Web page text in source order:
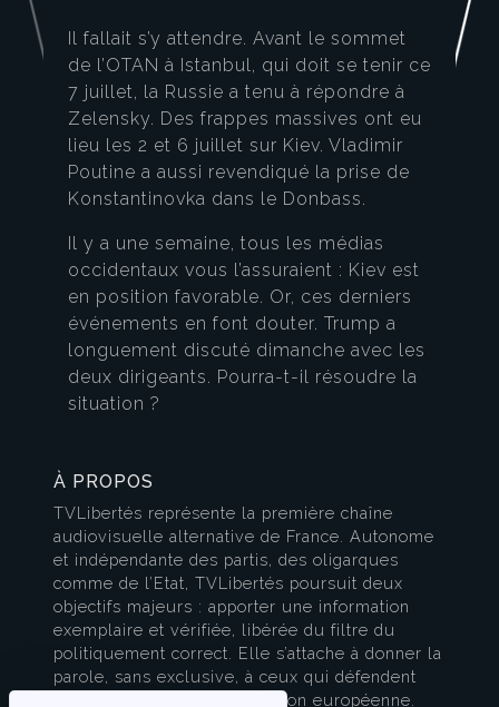
Il fallait s’y attendre. Avant le sommet
de l’OTAN à Istanbul, qui doit se tenir ce
7 juillet, la Russie a tenu à répondre à
Zelensky. Des frappes massives ont eu
lieu les 2 et 6 juillet sur Kiev. Vladimir
Poutine a aussi revendiqué la prise de
Konstantinovka dans le Donbass.
Il y a une semaine, tous les médias
occidentaux vous l’assuraient : Kiev est
en position favorable. Or, ces derniers
événements en font douter. Trump a
longuement discuté dimanche avec les
deux dirigeants. Pourra-t-il résoudre la
situation ?
À PROPOS
TVLibertés représente la première chaîne
audiovisuelle alternative de France. Autonome
et indépendante des partis, des oligarques
comme de l’Etat, TVLibertés poursuit deux
objectifs majeurs : apporter une information
exemplaire et vérifiée, libérée du filtre du
politiquement correct. Elle s’attache à donner la
parole, sans exclusive, à ceux qui défendent
l’esprit français et la civilisation européenne.